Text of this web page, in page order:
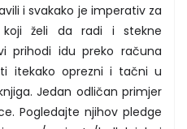
i svakako je imperativ za
želi da radi i stekne
prihodi idu preko računa
itekako oprezni i tačni u
Jedan odličan primjer
Pogledajte njihov pledge